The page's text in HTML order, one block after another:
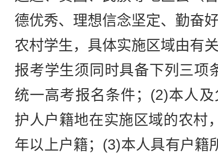
德优秀、理想信念坚定、勤奋
农村学生，具体实施区域由有
报考学生须同时具备下列三项
统一高考报名条件；(2)本人
护人户籍地在实施区域的农村
年以上户籍；(3)本人具有户籍